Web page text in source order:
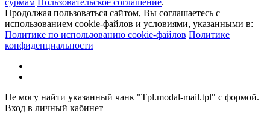
Продолжая пользоваться сайтом, Вы соглашаетесь с
использованием cookie-файлов и условиями, указанными в:
Политике по использованию cookie-файлов Политике
конфиденциальности
Не могу найти указанный чанк "Tpl.modal-mail.tpl" с формой.
Вход в личный кабинет